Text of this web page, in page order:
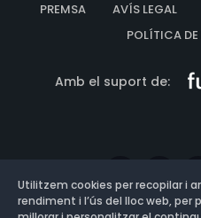
PREMSA
AVÍS LEGAL
POLÍTICA
Amb el suport de:
Utilitzem cookies per recopilar i
rendiment i l’ús del lloc web,